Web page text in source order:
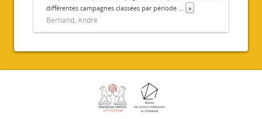
différentes campagnes classées par période ... »
Bernand, André